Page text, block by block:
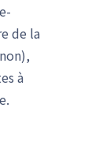
de la
à